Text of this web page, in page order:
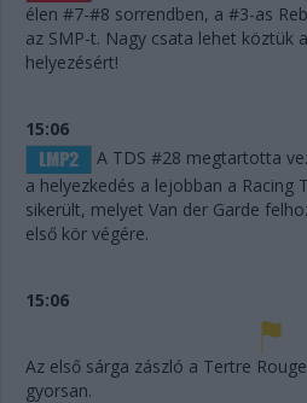
élen #7-#8 sorrendben, a #3-as
az SMP-t. Nagy csata lehet
helyezésért!
15:06
A TDS #28 megtartotta
a helyezkedés a lejobban a Racing
sikerült, melyet Van der Garde
első kör végére.
15:06
Az első sárga zászló a Tertre
gyorsan.